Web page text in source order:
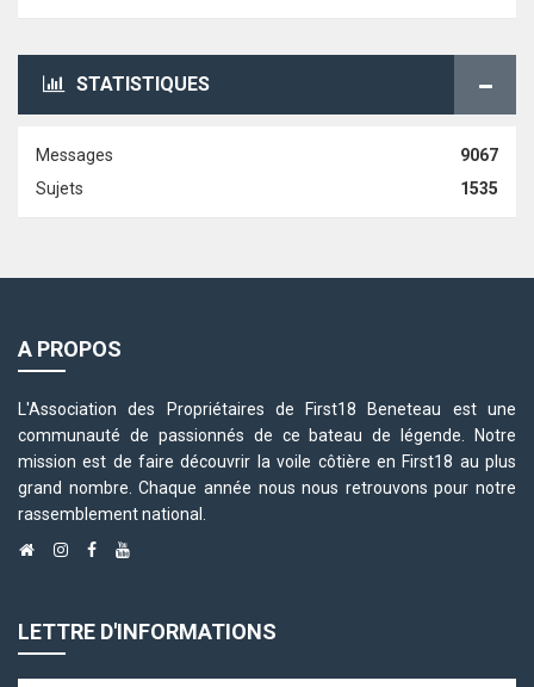
STATISTIQUES
9067
Messages
1535
Sujets
A PROPOS
L'Association des Propriétaires de First18 Beneteau est une
communauté de passionnés de ce bateau de légende. Notre
mission est de faire découvrir la voile côtière en First18 au plus
grand nombre. Chaque année nous nous retrouvons pour notre
rassemblement national.
LETTRE D'INFORMATIONS